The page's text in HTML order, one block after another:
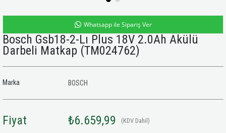
Whatsapp ile Sipariş Ver
Bosch Gsb18-2-Lı Plus 18V 2.0Ah Akülü
Darbeli Matkap (TM024762)
Marka BOSCH
Fiyat ₺6.659,99 (KDV Dahil)